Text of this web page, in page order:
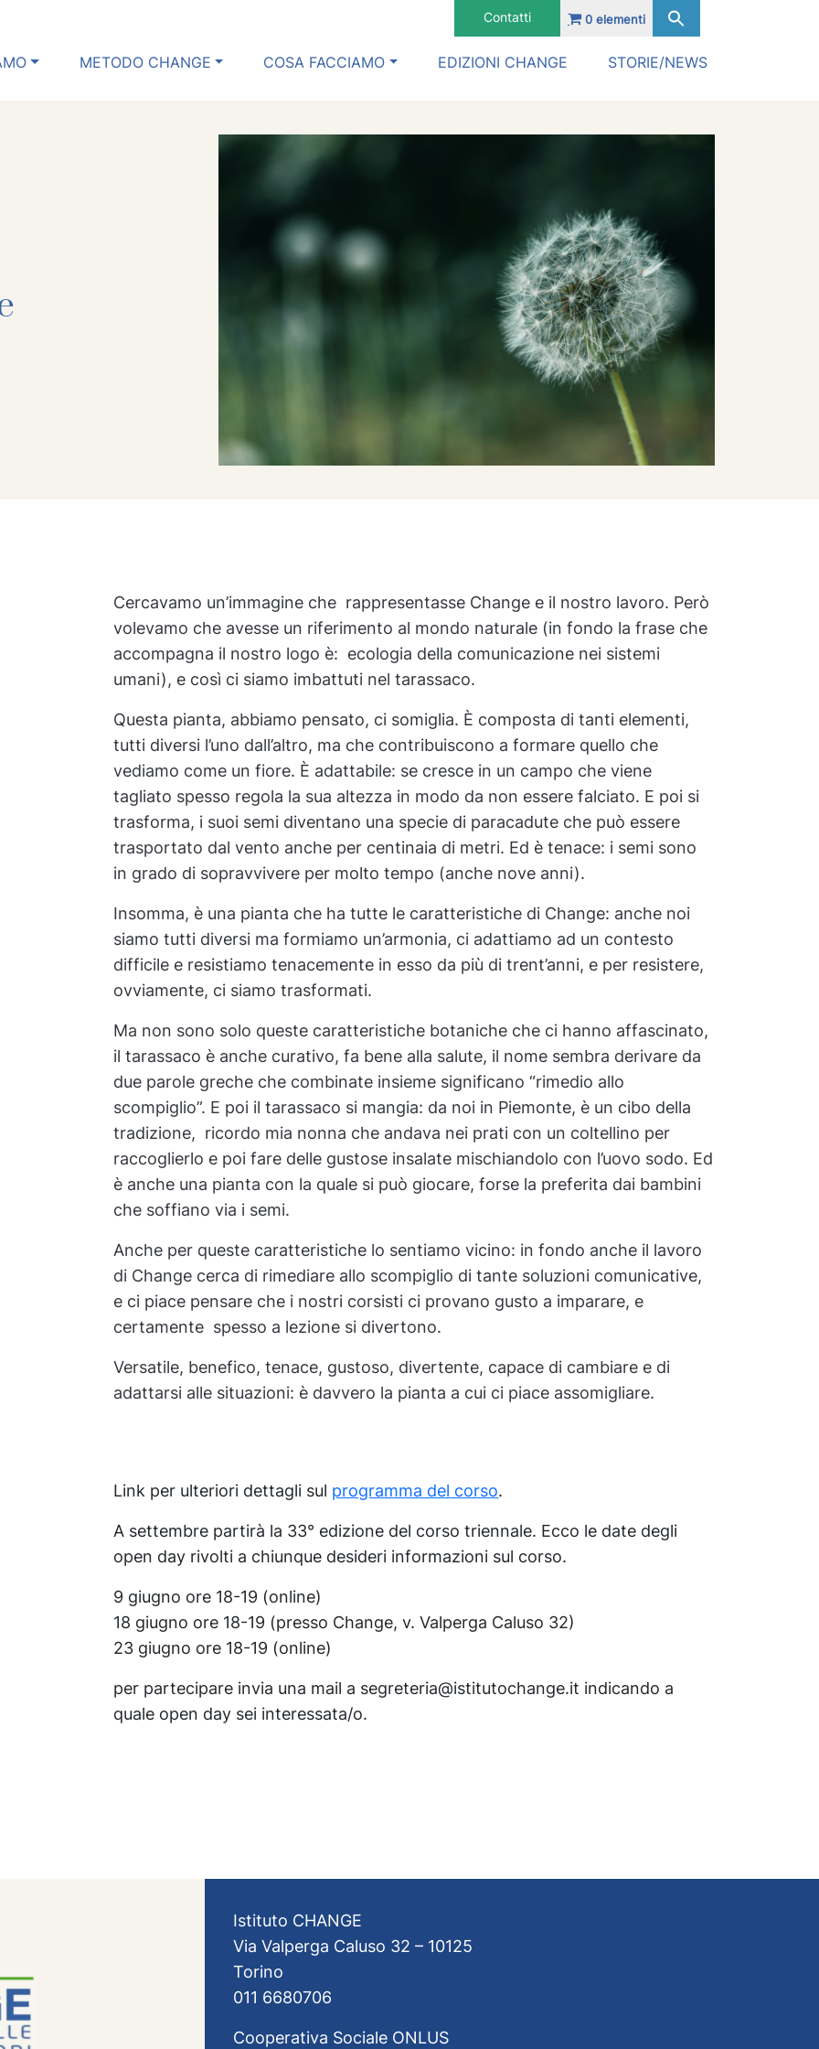
Contatti 0 elementi
METODO CHANGE COSA FACCIAMO EDIZIONI CHANGE STORIE/NEWS
Cercavamo un’immagine che rappresentasse Change e il nostro lavoro. Però
volevamo che avesse un riferimento al mondo naturale (in fondo la frase che
accompagna il nostro logo è: ecologia della comunicazione nei sistemi
umani), e così ci siamo imbattuti nel tarassaco.
Questa pianta, abbiamo pensato, ci somiglia. È composta di tanti elementi,
tutti diversi l’uno dall’altro, ma che contribuiscono a formare quello che
vediamo come un fiore. È adattabile: se cresce in un campo che viene
tagliato spesso regola la sua altezza in modo da non essere falciato. E poi si
trasforma, i suoi semi diventano una specie di paracadute che può essere
trasportato dal vento anche per centinaia di metri. Ed è tenace: i semi sono
in grado di sopravvivere per molto tempo (anche nove anni).
Insomma, è una pianta che ha tutte le caratteristiche di Change: anche noi
siamo tutti diversi ma formiamo un’armonia, ci adattiamo ad un contesto
difficile e resistiamo tenacemente in esso da più di trent’anni, e per resistere,
ovviamente, ci siamo trasformati.
Ma non sono solo queste caratteristiche botaniche che ci hanno affascinato,
il tarassaco è anche curativo, fa bene alla salute, il nome sembra derivare da
due parole greche che combinate insieme significano “rimedio allo
scompiglio”. E poi il tarassaco si mangia: da noi in Piemonte, è un cibo della
tradizione, ricordo mia nonna che andava nei prati con un coltellino per
raccoglierlo e poi fare delle gustose insalate mischiandolo con l’uovo sodo. Ed
è anche una pianta con la quale si può giocare, forse la preferita dai bambini
che soffiano via i semi.
Anche per queste caratteristiche lo sentiamo vicino: in fondo anche il lavoro
di Change cerca di rimediare allo scompiglio di tante soluzioni comunicative,
e ci piace pensare che i nostri corsisti ci provano gusto a imparare, e
certamente spesso a lezione si divertono.
Versatile, benefico, tenace, gustoso, divertente, capace di cambiare e di
adattarsi alle situazioni: è davvero la pianta a cui ci piace assomigliare.
Link per ulteriori dettagli sul programma del corso.
A settembre partirà la 33° edizione del corso triennale. Ecco le date degli
open day rivolti a chiunque desideri informazioni sul corso.
9 giugno ore 18-19 (online)
18 giugno ore 18-19 (presso Change, v. Valperga Caluso 32)
23 giugno ore 18-19 (online)
per partecipare invia una mail a segreteria@istitutochange.it indicando a
quale open day sei interessata/o.
Istituto CHANGE
Via Valperga Caluso 32 – 10125
Torino
011 6680706
Cooperativa Sociale ONLUS